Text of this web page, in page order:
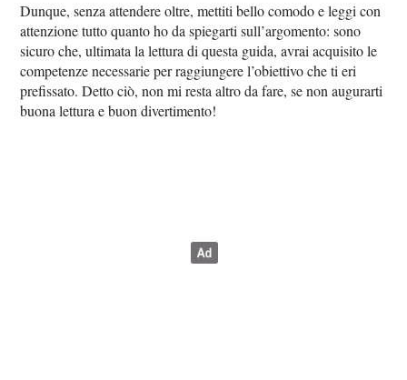
Dunque, senza attendere oltre, mettiti bello comodo e leggi con
attenzione tutto quanto ho da spiegarti sull’argomento: sono
sicuro che, ultimata la lettura di questa guida, avrai acquisito le
competenze necessarie per raggiungere l’obiettivo che ti eri
prefissato. Detto ciò, non mi resta altro da fare, se non augurarti
buona lettura e buon divertimento!